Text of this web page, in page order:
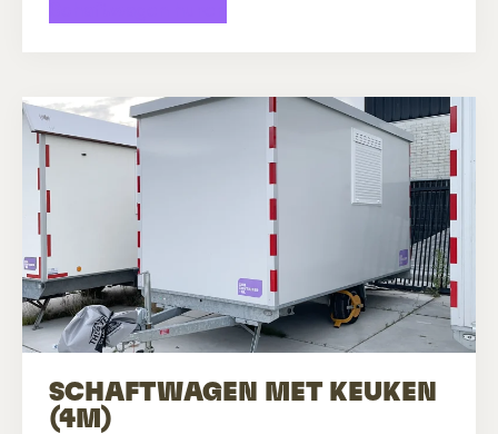
SCHAFTWAGEN MET KEUKEN
(4M)